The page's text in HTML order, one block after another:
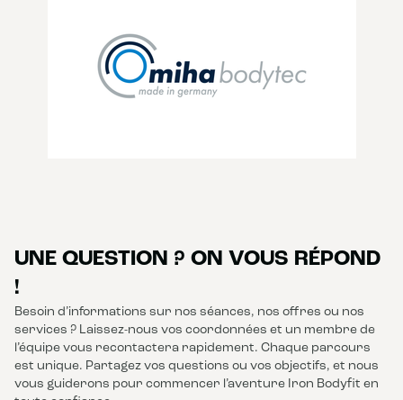
UNE QUESTION ? ON VOUS RÉPOND
!
Besoin d’informations sur nos séances, nos offres ou nos
services ? Laissez-nous vos coordonnées et un membre de
l’équipe vous recontactera rapidement. Chaque parcours
est unique. Partagez vos questions ou vos objectifs, et nous
vous guiderons pour commencer l’aventure Iron Bodyfit en